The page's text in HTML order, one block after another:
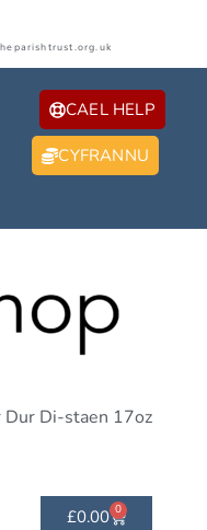
CAEL HELP
CYFRANNU
Di-staen 17oz
£0.00 0